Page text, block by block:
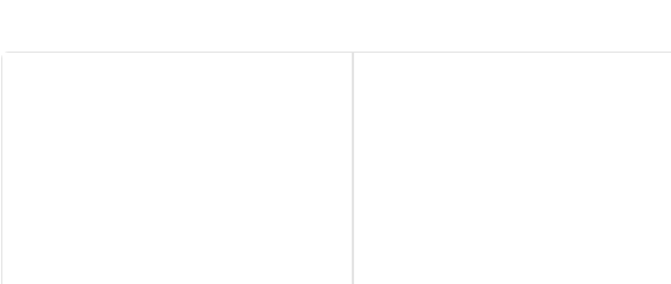
dále také pro stáje ((hovězí dobytek, prasata, drůbež) a vhodný